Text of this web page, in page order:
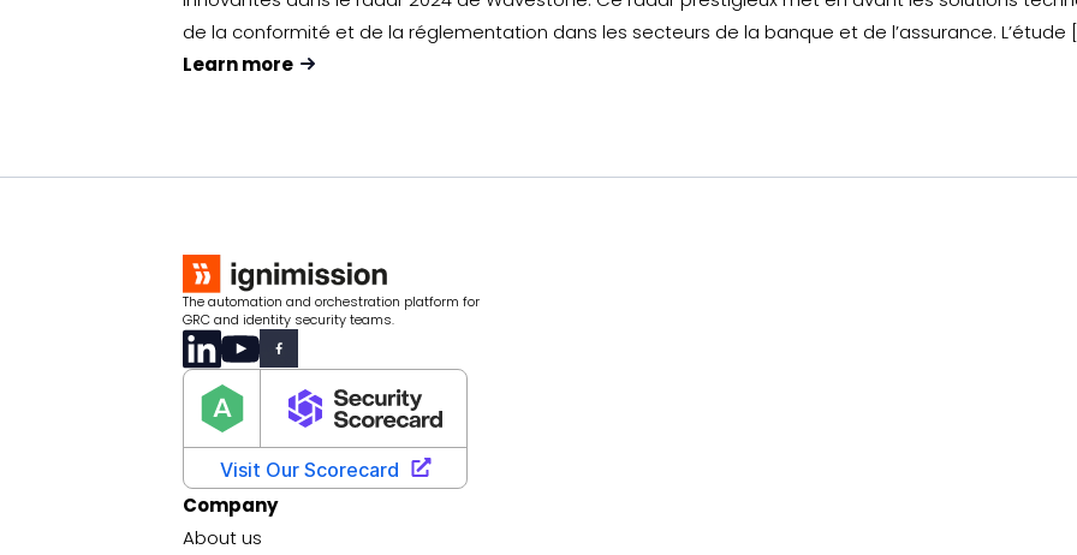
de la conformité et de la réglementation dans les secteurs de la banque et de l’assurance. L’étude
Learn more
The automation and orchestration platform for
GRC and identity security teams.
Company
About us